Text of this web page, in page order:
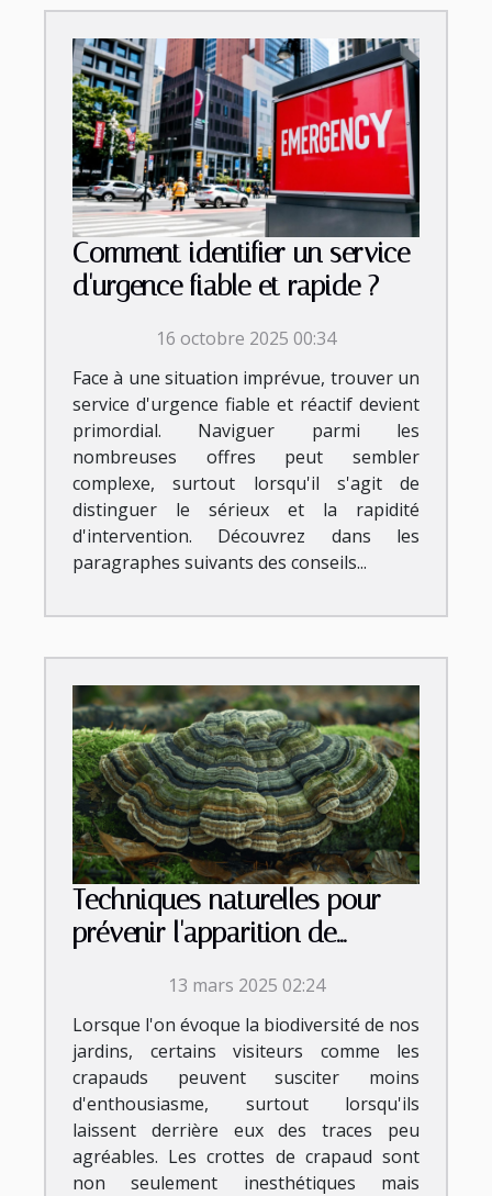
Comment identifier un service
d'urgence fiable et rapide ?
16 octobre 2025 00:34
Face à une situation imprévue, trouver un
service d'urgence fiable et réactif devient
primordial. Naviguer parmi les
nombreuses offres peut sembler
complexe, surtout lorsqu'il s'agit de
distinguer le sérieux et la rapidité
d'intervention. Découvrez dans les
paragraphes suivants des conseils...
Techniques naturelles pour
prévenir l'apparition de
13 mars 2025 02:24
Lorsque l'on évoque la biodiversité de nos
jardins, certains visiteurs comme les
crapauds peuvent susciter moins
d'enthousiasme, surtout lorsqu'ils
laissent derrière eux des traces peu
agréables. Les crottes de crapaud sont
non seulement inesthétiques mais